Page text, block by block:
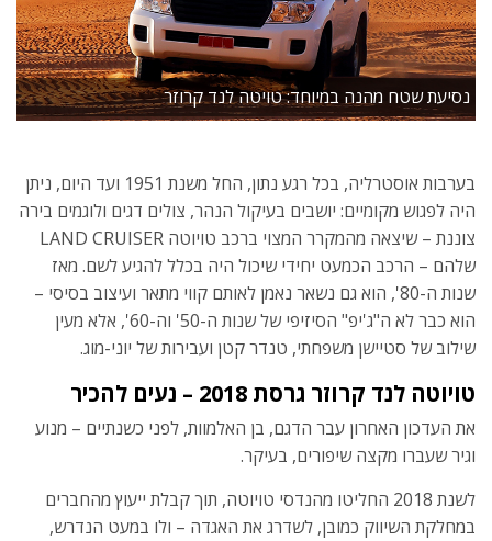
נסיעת שטח מהנה במיוחד: טויטה לנד קרוזר
בערבות אוסטרליה, בכל רגע נתון, החל משנת 1951 ועד היום, ניתן
היה לפגוש מקומיים: יושבים בעיקול הנהר, צולים דגים ולוגמים בירה
צוננת – שיצאה מהמקרר המצוי ברכב טויוטה LAND CRUISER
שלהם – הרכב הכמעט יחידי שיכול היה בכלל להגיע לשם. מאז
שנות ה-80', הוא גם נשאר נאמן לאותם קווי מתאר ועיצוב בסיסי –
הוא כבר לא ה"ג'יפ" הסיזיפי של שנות ה-50' וה-60', אלא מעין
שילוב של סטיישן משפחתי, טנדר קטן ועבירות של יוני-מוג.
טויוטה לנד קרוזר גרסת 2018 – נעים להכיר
את העדכון האחרון עבר הדגם, בן האלמוות, לפני כשנתיים – מנוע
וגיר שעברו מקצה שיפורים, בעיקר.
לשנת 2018 החליטו מהנדסי טויוטה, תוך קבלת ייעוץ מהחברים
במחלקת השיווק כמובן, לשדרג את האגדה – ולו במעט הנדרש,